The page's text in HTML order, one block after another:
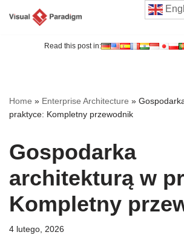
Read this post in:
Home » Enterprise Architecture »
praktyce: Kompletny przewodnik
Gospodarka
architekturą w
Kompletny
4 lutego, 2026